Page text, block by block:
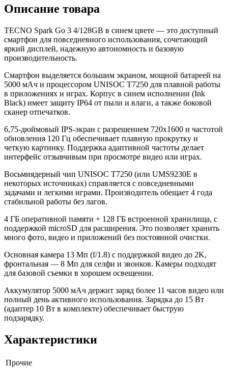
Описание товара
TECNO Spark Go 3 4/128GB в синем цвете — это доступный
смартфон для повседневного использования, сочетающий
яркий дисплей, надежную автономность и базовую
производительность.
Смартфон выделяется большим экраном, мощной батареей на
5000 мАч и процессором UNISOC T7250 для плавной работы
в приложениях и играх. Корпус в синем исполнении (Ink
Black) имеет защиту IP64 от пыли и влаги, а также боковой
сканер отпечатков.
6,75-дюймовый IPS-экран с разрешением 720x1600 и частотой
обновления 120 Гц обеспечивает плавную прокрутку и
четкую картинку. Поддержка адаптивной частоты делает
интерфейс отзывчивым при просмотре видео или играх.
Восьмиядерный чип UNISOC T7250 (или UMS9230E в
некоторых источниках) справляется с повседневными
задачами и легкими играми. Производитель обещает 4 года
стабильной работы без лагов.
4 ГБ оперативной памяти + 128 ГБ встроенной хранилища, с
поддержкой microSD для расширения. Это позволяет хранить
много фото, видео и приложений без постоянной очистки.
Основная камера 13 Мп (f/1.8) с поддержкой видео до 2K,
фронтальная — 8 Мп для селфи и звонков. Камеры подходят
для базовой съемки в хорошем освещении.
Аккумулятор 5000 мАч держит заряд более 11 часов видео или
полный день активного использования. Зарядка до 15 Вт
(адаптер 10 Вт в комплекте) обеспечивает быструю
подзарядку.
Характеристики
Прочие